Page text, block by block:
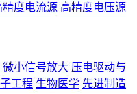
精度电流源 高精度电压源
微小信号放大 压电驱动与
工程 生物医学 先进制造